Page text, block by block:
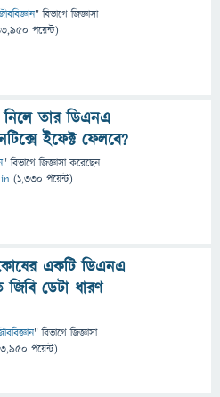
" বিভাগে জিজ্ঞাসা
পয়েন্ট)
তার ডিএনএ
ইফেক্ট ফেলবে?
" বিভাগে জিজ্ঞাসাকরেছেন
(1,330 পয়েন্ট)
একটি ডিএনএ
ডেটা ধারণ
" বিভাগে জিজ্ঞাসা
পয়েন্ট)